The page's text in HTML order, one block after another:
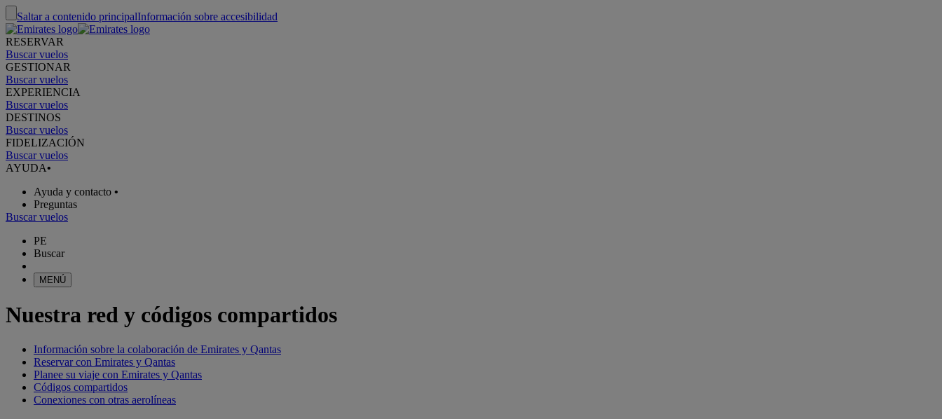
Saltar a contenido principalInformación sobre accesibilidad
RESERVAR
Buscar vuelos
GESTIONAR
Buscar vuelos
EXPERIENCIA
Buscar vuelos
DESTINOS
Buscar vuelos
FIDELIZACIÓN
Buscar vuelos
AYUDA•
Ayuda y contacto •
Preguntas
Buscar vuelos
PE
Buscar
MENÚ
Nuestra red y códigos compartidos
Información sobre la colaboración de Emirates y Qantas
Reservar con Emirates y Qantas
Planee su viaje con Emirates y Qantas
Códigos compartidos
Conexiones con otras aerolíneas